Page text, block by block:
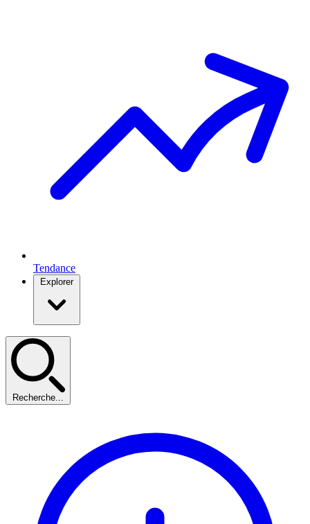
Tendance
Explorer
Recherche...